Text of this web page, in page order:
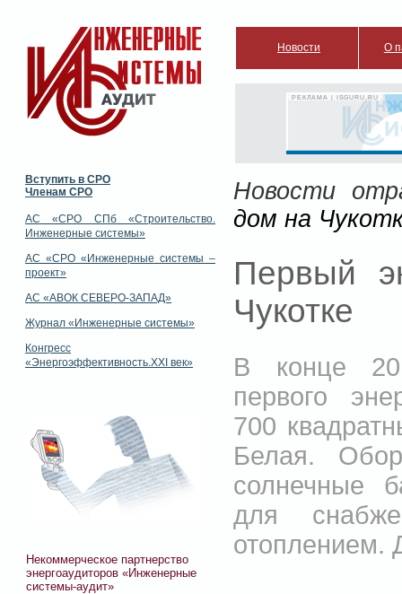
Новости О
РЕКЛАМА | ISGURU.RU
Вступить в СРО
Членам СРО
АС «СРО СПб «Строительство.
Инженерные системы»
АС «СРО «Инженерные системы –
проект»
АС «АВОК СЕВЕРО-ЗАПАД»
Журнал «Инженерные системы»
Конгресс
«Энергоэффективность.XXI век»
Некоммерческое партнерство
энергоаудиторов «Инженерные
системы-аудит»
Новости
дом на
Первый
Чукотке
В конце
первого
700
Белая.
солнечные
для
отоплением.